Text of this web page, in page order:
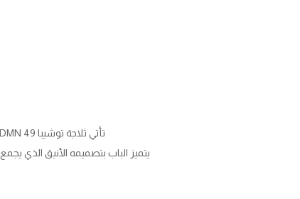
تأتي ثلاجة توشيبا GR-RT559WE-DMN 49
يتميز الباب بتصميمه الأنيق الذي